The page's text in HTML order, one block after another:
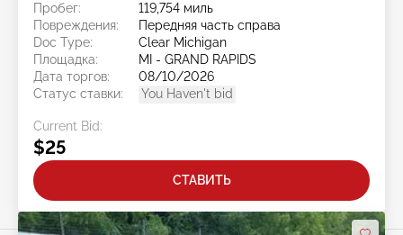
Пробег:
119,754 миль
Повреждения:
Передняя часть справа
Doc Type:
Clear Michigan
Площадка:
MI - GRAND RAPIDS
Дата торгов:
08/10/2026
Статус ставки:
You Haven't bid
Current Bid:
$25
СТАВИТЬ